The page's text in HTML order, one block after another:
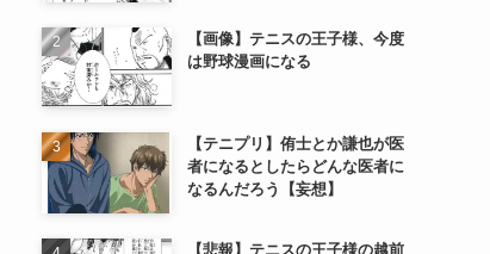
【画像】テニスの王子様、今度
は野球漫画になる
【テニプリ】侑士とか謙也が医
者になるとしたらどんな医者に
なるんだろう【妄想】
【悲報】テニスの王子様の越前